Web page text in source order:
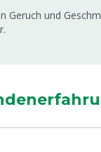
Geruch und